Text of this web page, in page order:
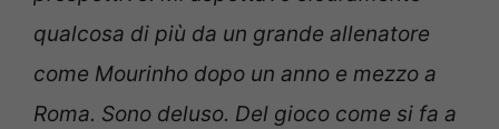
qualcosa di più da un grande allenatore
come Mourinho dopo un anno e mezzo a
Roma. Sono deluso. Del gioco come si fa a